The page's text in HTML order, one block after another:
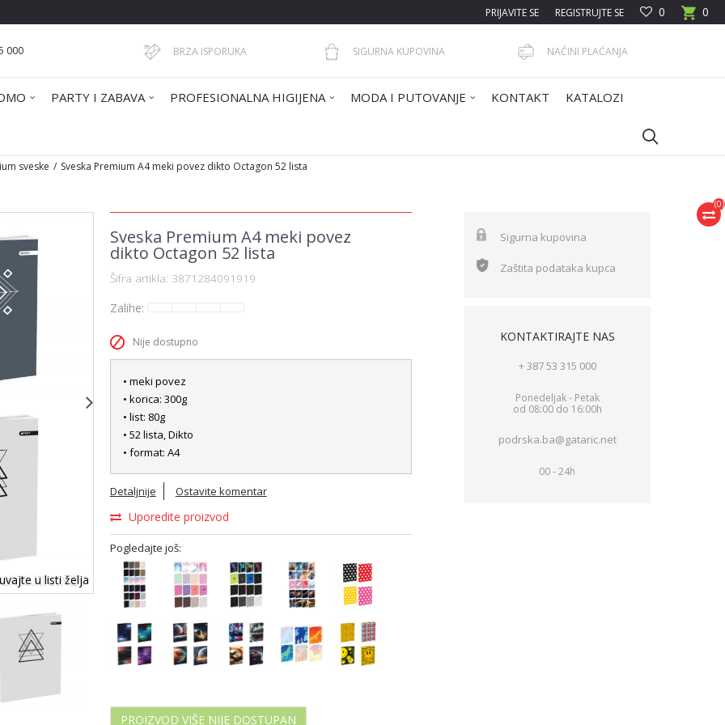
0
0
PRIJAVITE SE REGISTRUJTE SE
000 BRZA ISPORUKA SIGURNA KUPOVINA NAČINI PLAĆANJA
PARTY I ZABAVA PROFESIONALNA HIGIJENA MODA I PUTOVANJE KONTAKT KATALOZI
(0)
sveske Sveska Premium A4 meki povez dikto Octagon 52 lista
u listi želja
Sveska Premium A4 meki povez
dikto Octagon 52 lista
Šifra artikla: 3871284091919
Zalihe:
Nije dostupno
• meki povez
• korica: 300g
• list: 80g
• 52 lista, Dikto
• format: A4
Detaljnije Ostavite komentar
Uporedite proizvod
Pogledajte još:
PROIZVOD VIŠE NIJE DOSTUPAN
Sigurna kupovina
Zaštita podataka kupca
KONTAKTIRAJTE NAS
+ 387 53 315 000
Ponedeljak - Petak
od 08:00 do 16:00h
podrska.ba@gataric.net
00 - 24h